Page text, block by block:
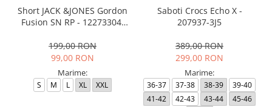
Short JACK &JONES Gordon
Fusion SN RP - 12273304-
199,00 RON
99,00 RON
Marime:
S M L XL XXL
Saboti Crocs Echo X -
207937-3J5
389,00 RON
299,00 RON
Marime:
36-37 37-38 38-39
39-40
41-42
42-43 43-44
45-46